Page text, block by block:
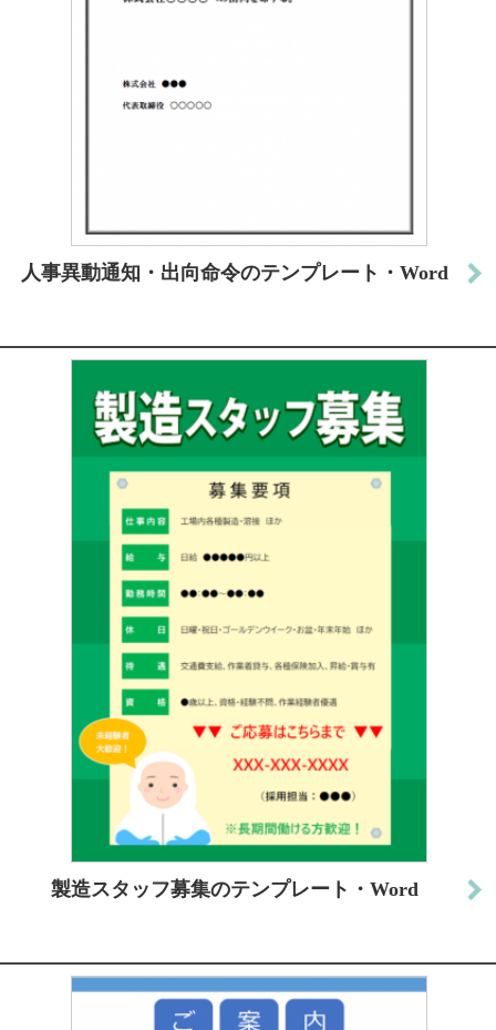
人事異動通知・出向命令のテンプレート・Word
製造スタッフ募集のテンプレート・Word